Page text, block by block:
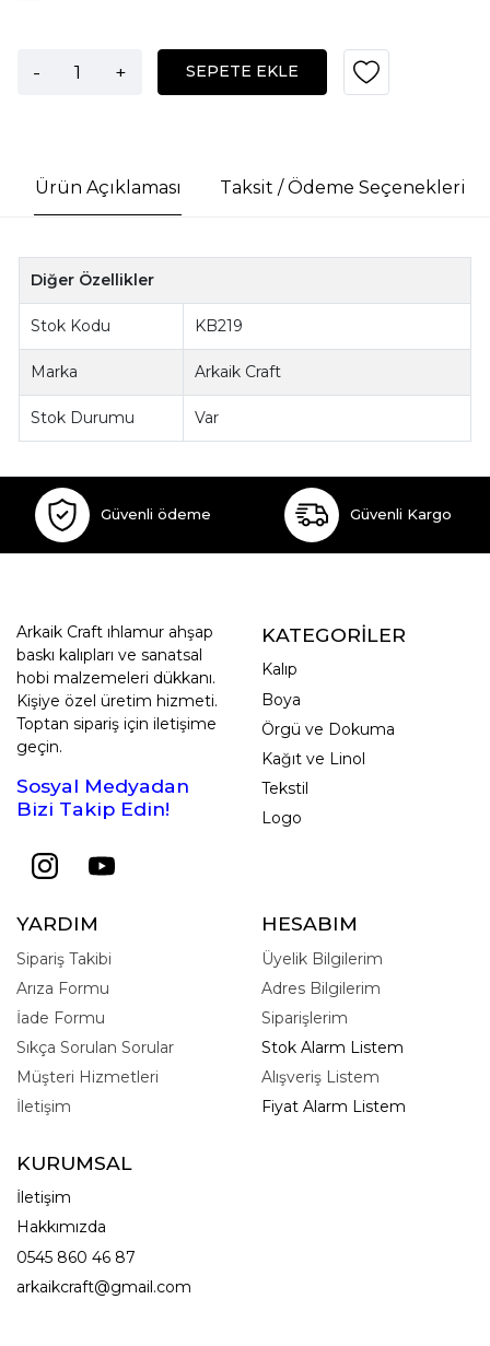
- + SEPETE EKLE
Ürün Açıklaması Taksit / Ödeme Seçenekleri
Diğer Özellikler
Stok Kodu KB219
Marka Arkaik Craft
Stok Durumu Var
Güvenli ödeme Güvenli Kargo
Arkaik Craft ıhlamur ahşap
baskı kalıpları ve sanatsal
hobi malzemeleri dükkanı.
Kişiye özel üretim hizmeti.
Toptan sipariş için iletişime
geçin.
Sosyal Medyadan
Bizi Takip Edin!
KATEGORİLER
Kalıp
Boya
Örgü ve Dokuma
Kağıt ve Linol
Tekstil
Logo
YARDIM
Sipariş Takibi
Arıza Formu
İade Formu
Sıkça Sorulan Sorular
Müşteri Hizmetleri
İletişim
HESABIM
Üyelik Bilgilerim
Adres Bilgilerim
Siparişlerim
Stok Alarm Listem
Alışveriş Listem
Fiyat Alarm Listem
KURUMSAL
İletişim
Hakkımızda
0545 860 46 87
arkaikcraft@gmail.com